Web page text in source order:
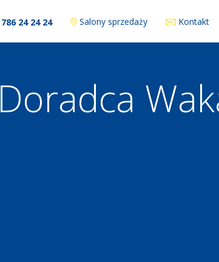
786 24 24 24 Salony sprzedaży Kontakt
Doradca